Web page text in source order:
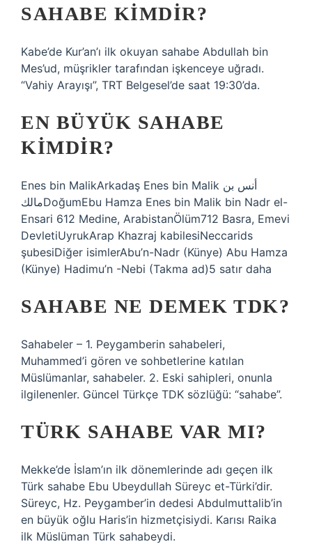
SAHABE KIMDIR?
Kabe’de Kur’an’ı ilk okuyan sahabe Abdullah bin
Mes’ud, müşrikler tarafından işkenceye uğradı.
“Vahiy Arayışı”, TRT Belgesel’de saat 19:30’da.
EN BÜYÜK SAHABE
KIMDIR?
Enes bin MalikArkadaş Enes bin Malik أنس بن
مالكDoğumEbu Hamza Enes bin Malik bin Nadr el-
Ensari 612 Medine, ArabistanÖlüm712 Basra, Emevi
DevletiUyrukArap Khazraj kabilesiNeccarids
şubesiDiğer isimlerAbu’n-Nadr (Künye) Abu Hamza
(Künye) Hadimu’n -Nebi (Takma ad)5 satır daha
SAHABE NE DEMEK TDK?
Sahabeler – 1. Peygamberin sahabeleri,
Muhammed’i gören ve sohbetlerine katılan
Müslümanlar, sahabeler. 2. Eski sahipleri, onunla
ilgilenenler. Güncel Türkçe TDK sözlüğü: “sahabe”.
TÜRK SAHABE VAR MI?
Mekke’de İslam’ın ilk dönemlerinde adı geçen ilk
Türk sahabe Ebu Ubeydullah Süreyc et-Türki’dir.
Süreyc, Hz. Peygamber’in dedesi Abdulmuttalib’in
en büyük oğlu Haris’in hizmetçisiydi. Karısı Raika
ilk Müslüman Türk sahabeydi.